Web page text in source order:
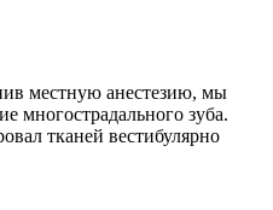
местную анестезию, мы
многострадального зуба.
тканей вестибулярно